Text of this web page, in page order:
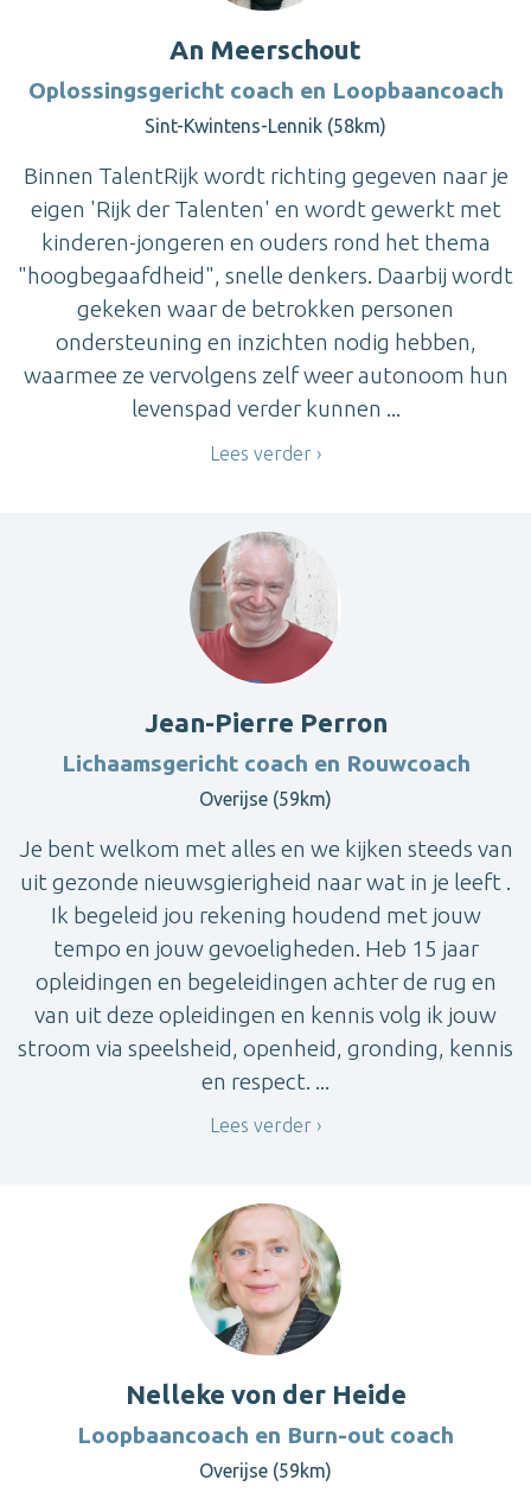
An Meerschout
Oplossingsgericht coach en Loopbaancoach
Sint-Kwintens-Lennik (58km)
Binnen TalentRijk wordt richting gegeven naar je
eigen 'Rijk der Talenten' en wordt gewerkt met
kinderen-jongeren en ouders rond het thema
"hoogbegaafdheid", snelle denkers. Daarbij wordt
gekeken waar de betrokken personen
ondersteuning en inzichten nodig hebben,
waarmee ze vervolgens zelf weer autonoom hun
levenspad verder kunnen ...
Lees verder
Jean-Pierre Perron
Lichaamsgericht coach en Rouwcoach
Overijse (59km)
Je bent welkom met alles en we kijken steeds van
uit gezonde nieuwsgierigheid naar wat in je leeft .
Ik begeleid jou rekening houdend met jouw
tempo en jouw gevoeligheden. Heb 15 jaar
opleidingen en begeleidingen achter de rug en
van uit deze opleidingen en kennis volg ik jouw
stroom via speelsheid, openheid, gronding, kennis
en respect. ...
Lees verder
Nelleke von der Heide
Loopbaancoach en Burn-out coach
Overijse (59km)